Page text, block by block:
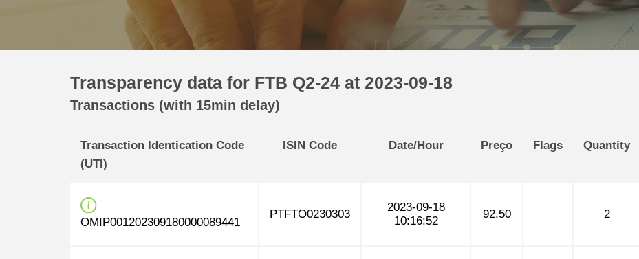
Transparency data for FTB Q2-24 at 2023-09-18
Transactions (with 15min delay)
Transaction Identication Code
(UTI)
ISIN Code Date/Hour Preço Flags Quantity
OMIP001202309180000089441
PTFTO0230303
2023-09-18
10:16:52
92.50 2